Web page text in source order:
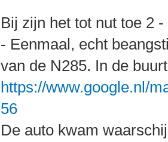
Bij zijn het tot nut toe 2
- Eenmaal, echt
van de N285. In de
https://www.google.nl/
56
De auto kwam